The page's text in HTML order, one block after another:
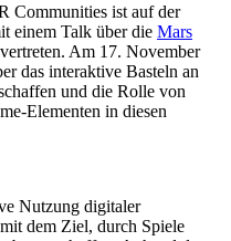
Communities ist auf der
einem Talk über die Mars
vertreten. Am 17. November
das interaktive Basteln an
und die Rolle von
Elementen in diesen
Nutzung digitaler
dem Ziel, durch Spiele